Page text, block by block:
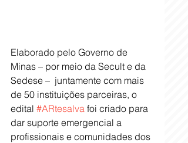
Elaborado pelo Governo de
Minas – por meio da Secult e da
Sedese –  juntamente com mais
de 50 instituições parceiras, o
edital #ARtesalva foi criado para
dar suporte emergencial a
profissionais e comunidades dos